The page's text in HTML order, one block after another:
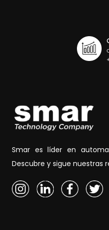
Smar es líder en
Descubre y sigue nuestras